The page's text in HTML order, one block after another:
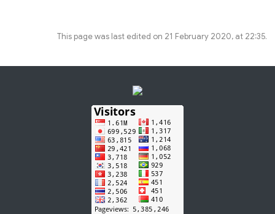
This page was last edited on 21 February 2020, at 22:35.